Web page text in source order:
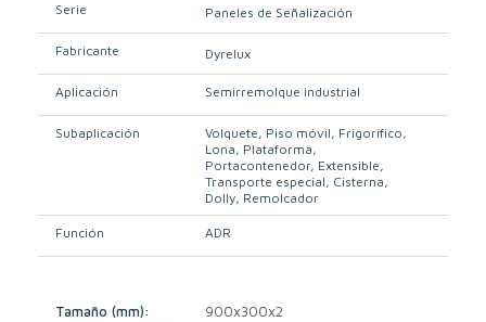
Serie Paneles de Señalización
Fabricante Dyrelux
Aplicación Semirremolque industrial
Subaplicación Volquete Piso móvil Frigorífico
Lona Plataforma
Portacontenedor Extensible
Transporte especial Cisterna
Dolly Remolcador
Función ADR
Tamaño (mm):
900x300x2